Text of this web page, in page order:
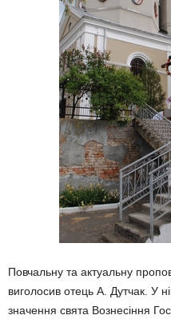
Повчальну та актуальну
виголосив отець А. Дутчак. У
значення свята Вознесіння